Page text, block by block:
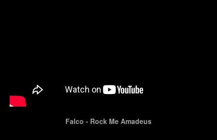
Falco - Rock Me Amadeus